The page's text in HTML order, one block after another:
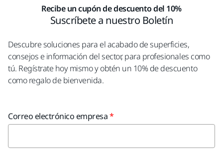
Recibe un cupón de descuento del 10%
Suscríbete a nuestro Boletín
Descubre soluciones para el acabado de superficies,
consejos e información del sector, para profesionales como
tú. Regístrate hoy mismo y obtén un 10% de descuento
como regalo de bienvenida.
Correo electrónico empresa